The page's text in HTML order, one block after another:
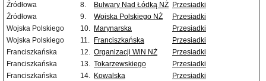
Źródłowa
8. Bulwary Nad Łódką NŻ Przesiadki
Źródłowa
9. Wojska Polskiego NŻ
Przesiadki
Wojska Polskiego
10. Marynarska
Przesiadki
Wojska Polskiego
11. Franciszkańska
Przesiadki
Franciszkańska
12. Organizacji WiN NŻ
Przesiadki
Franciszkańska
13. Tokarzewskiego
Przesiadki
Franciszkańska
14. Kowalska
Przesiadki